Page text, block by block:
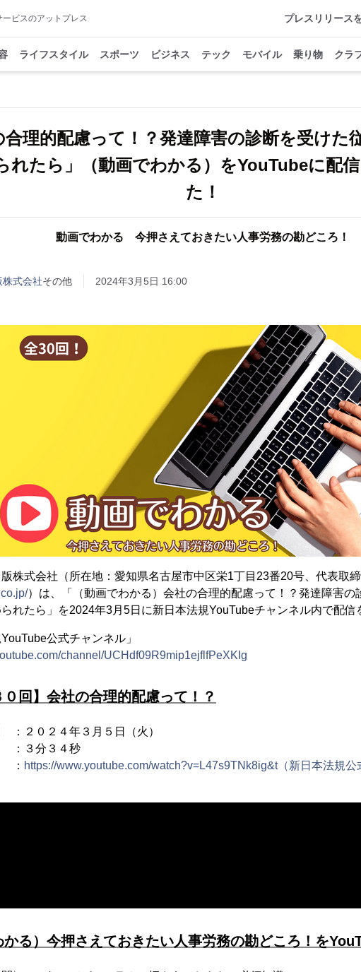
ビスのアットプレス プレスリリース
ライフスタイル スポーツ ビジネス テック モバイル 乗り物 クラ
合理的配慮って！？発達障害の診断を受けた
れたら」（動画でわかる）をYouTubeに配
た！
動画でわかる 今押さえておきたい人事労務の勘どころ！
株式会社その他 2024年3月5日 16:00
株式会社（所在地：愛知県名古屋市中区栄1丁目23番20号、代表取
）は、「（動画でわかる）会社の合理的配慮って！？発達障害の
れたら」を2024年3月5日に新日本法規YouTubeチャンネル内で配信
公式チャンネル」
channel/UCHdf09R9mip1ejflfPeXKIg
０回】会社の合理的配慮って！？
：２０２４年３月５日（火）
３分３４秒
： https://www.youtube.com/watch?v=L47s9TNk8ig&t（新日本法規
かる）今押さえておきたい人事労務の勘どころ！を